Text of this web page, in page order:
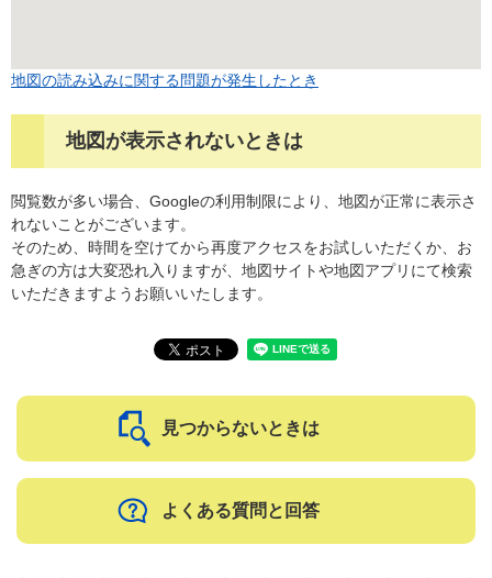
地図の読み込みに関する問題が発生したとき
地図が表示されないときは
閲覧数が多い場合、Googleの利用制限により、地図が正常に表示さ
れないことがございます。
そのため、時間を空けてから再度アクセスをお試しいただくか、お
急ぎの方は大変恐れ入りますが、地図サイトや地図アプリにて検索
いただきますようお願いいたします。
見つからないときは
よくある質問と回答